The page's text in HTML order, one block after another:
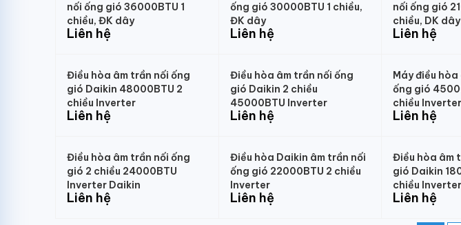
nối ống gió 36000BTU 1
chiều, ĐK dây
Liên hệ
ống gió 30000BTU 1 chiều,
ĐK dây
Liên hệ
nối ống gió
chiều, DK dây
Liên hệ
Điều hòa âm trần nối ống
gió Daikin 48000BTU 2
chiều Inverter
Liên hệ
Điều hòa âm trần nối ống
gió Daikin 2 chiều
45000BTU Inverter
Liên hệ
Máy điều
ống gió
chiều Inverter
Liên hệ
Điều hòa âm trần nối ống
gió 2 chiều 24000BTU
Inverter Daikin
Liên hệ
Điều hòa Daikin âm trần nối
ống gió 22000BTU 2 chiều
Inverter
Liên hệ
Điều hòa âm
gió Daikin
chiều Inverter
Liên hệ